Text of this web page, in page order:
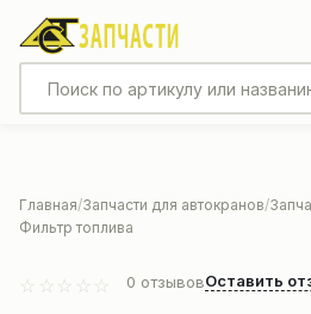
Главная Запчасти для автокранов
Фильтр топлива
0 отзывовОставить